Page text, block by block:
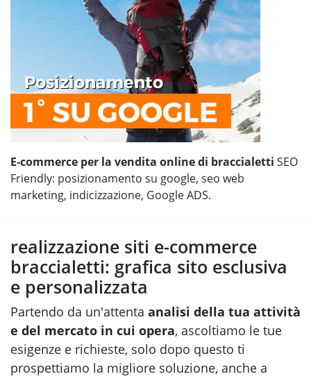
E-commerce per la vendita online di braccialetti SEO
Friendly: posizionamento su google, seo web
marketing, indicizzazione, Google ADS.
realizzazione siti e-commerce
braccialetti: grafica sito esclusiva
e personalizzata
Partendo da un'attenta analisi della tua attività
e del mercato in cui opera, ascoltiamo le tue
esigenze e richieste, solo dopo questo ti
prospettiamo la migliore soluzione, anche a